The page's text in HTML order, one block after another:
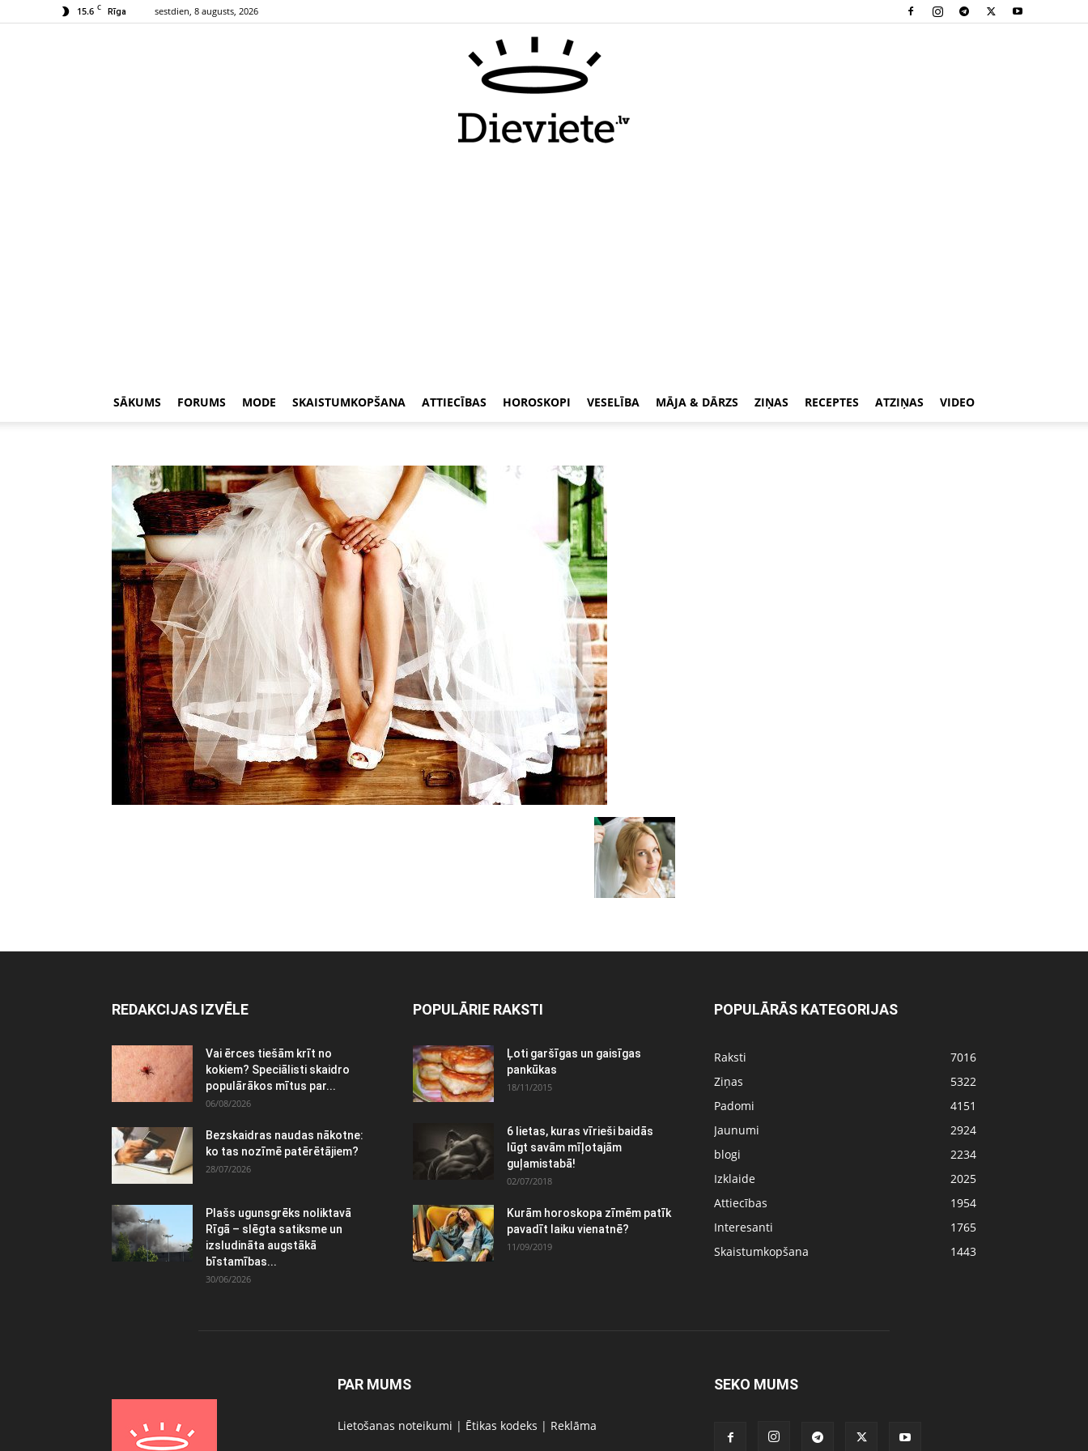
15.6 C Rīga sestdien, 8 augusts, 2026
SĀKUMS FORUMS MODE SKAISTUMKOPŠANA ATTIECĪBAS HOROSKOPI VESELĪBA MĀJA & DĀRZS ZIŅAS RECEPTES ATZIŅAS VIDEO
REDAKCIJAS IZVĒLE
Vai ērces tiešām krīt no
kokiem? Speciālisti skaidro
populārākos mītus par...
06/08/2026
Bezskaidras naudas nākotne:
ko tas nozīmē patērētājiem?
28/07/2026
Plašs ugunsgrēks noliktavā
Rīgā – slēgta satiksme un
izsludināta augstākā
bīstamības...
30/06/2026
POPULĀRIE RAKSTI
Ļoti garšīgas un gaisīgas
pankūkas
18/11/2015
6 lietas, kuras vīrieši baidās
lūgt savām mīļotajām
guļamistabā!
02/07/2018
Kurām horoskopa zīmēm patīk
pavadīt laiku vienatnē?
11/09/2019
POPULĀRĀS KATEGORIJAS
Raksti
7016
Ziņas
5322
Padomi
4151
Jaunumi
2924
blogi
2234
Izklaide
2025
Attiecības
1954
Interesanti
1765
Skaistumkopšana
1443
PAR MUMS
Lietošanas noteikumi | Ētikas kodeks | Reklāma
SEKO MUMS